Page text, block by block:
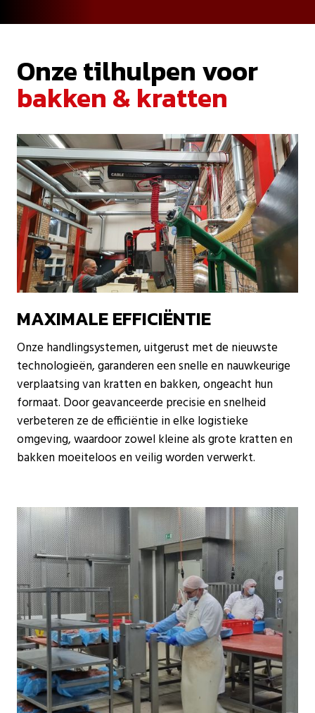
Onze tilhulpen voor
bakken & kratten
MAXIMALE EFFICIËNTIE
Onze handlingsystemen, uitgerust met de nieuwste
technologieën, garanderen een snelle en nauwkeurige
verplaatsing van kratten en bakken, ongeacht hun
formaat. Door geavanceerde precisie en snelheid
verbeteren ze de efficiëntie in elke logistieke
omgeving, waardoor zowel kleine als grote kratten en
bakken moeiteloos en veilig worden verwerkt.